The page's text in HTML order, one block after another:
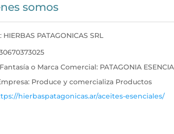
somos
: HIERBAS PATAGONICAS SRL
o Marca Comercial: PATAGONIA
: Produce y comercializa Productos
hierbaspatagonicas.ar/aceites-esenciales/